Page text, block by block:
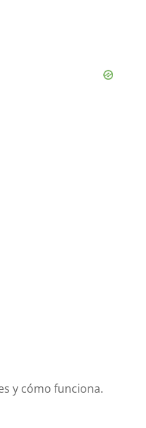
y cómo funciona.